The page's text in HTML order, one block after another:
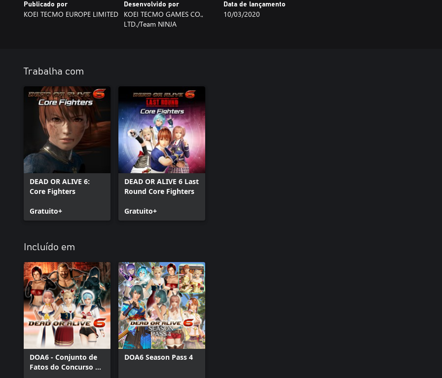
Publicado por
KOEI TECMO EUROPE LIMITED
Desenvolvido por
KOEI TECMO GAMES CO.,
LTD./Team NINJA
Data de lançamento
10/03/2020
Trabalha com
DEAD OR ALIVE 6:
Core Fighters
Gratuito+
DEAD OR ALIVE 6 Last
Round Core Fighters
Gratuito+
Incluído em
DOA6 - Conjunto de
Fatos do Concurso de
DOA6 Season Pass 4